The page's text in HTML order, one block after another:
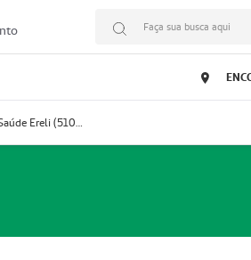
Faça sua busca aqui
Prestador Essencial Gestão em Saúde Ereli (51004354-7)